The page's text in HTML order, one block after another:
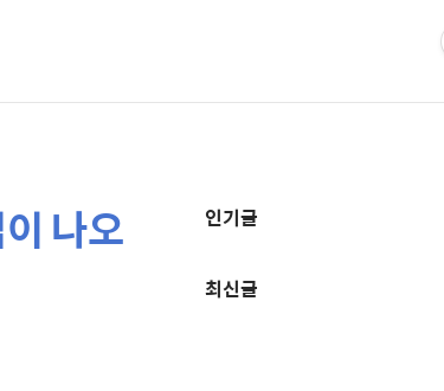
나오
추
정
인기글
최신글